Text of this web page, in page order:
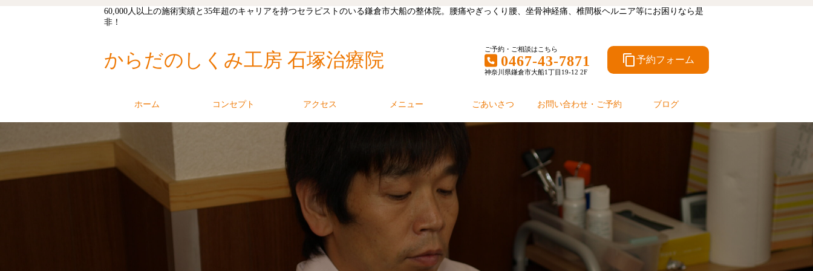
60,000人以上の施術実績と35年超のキャリアを持つセラピストのいる鎌倉市大船の整体院。腰痛やぎっくり腰、坐骨神経痛、椎間板ヘルニア等にお困りなら是
非！
からだのしくみ工房 石塚治療院
ご予約・ご相談はこちら
0467-43-7871
神奈川県鎌倉市大船1丁目19-12 2F
content_copy予約フォーム
ホーム コンセプト アクセス メニュー ごあいさつ お問い合わせ・ご予約 ブログ